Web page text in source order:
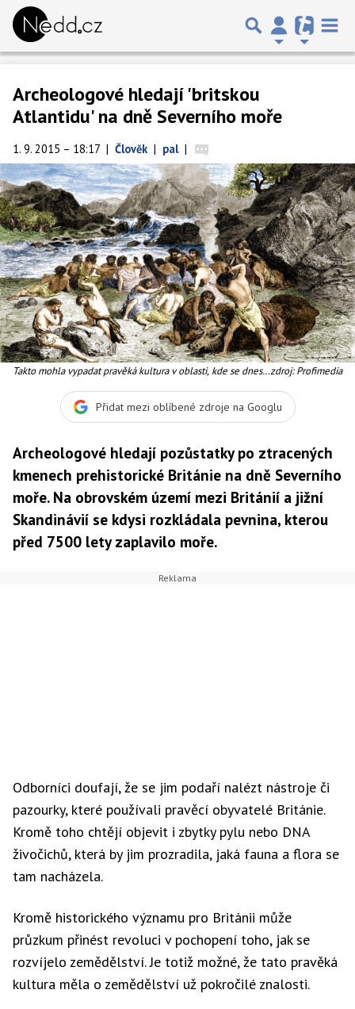
Archeologové hledají 'britskou
Atlantidu' na dně Severního moře
1. 9. 2015 – 18:17 | Člověk | pal |
Takto mohla vypadat pravěká kultura v oblasti, kde se dnes zdroj: Profimedia
Přidat mezi oblíbené zdroje na Googlu
Archeologové hledají pozůstatky po ztracených
kmenech prehistorické Británie na dně Severního
moře. Na obrovském území mezi Británií a jižní
Skandinávií se kdysi rozkládala pevnina, kterou
před 7500 lety zaplavilo moře.
Odborníci doufají, že se jim podaří nalézt nástroje či
pazourky, které používali pravěcí obyvatelé Británie.
Kromě toho chtějí objevit i zbytky pylu nebo DNA
živočichů, která by jim prozradila, jaká fauna a flora se
tam nacházela.
Kromě historického významu pro Británii může
průzkum přinést revoluci v pochopení toho, jak se
rozvíjelo zemědělství. Je totiž možné, že tato pravěká
kultura měla o zemědělství už pokročilé znalosti.